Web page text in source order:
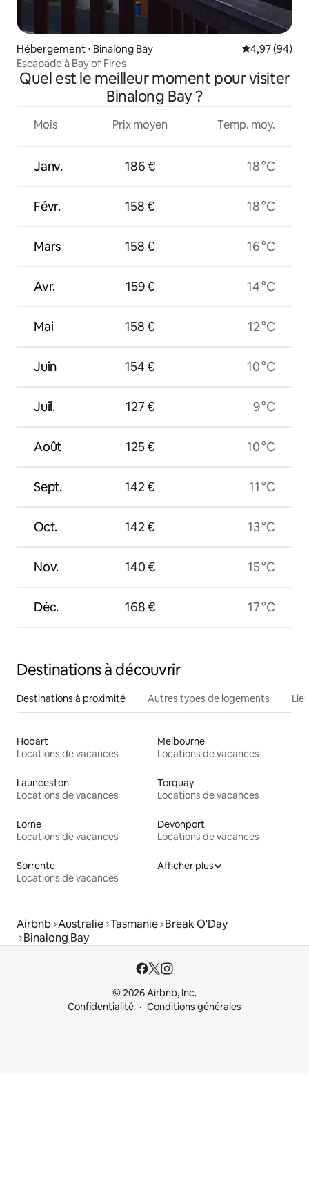
Hébergement ⋅ Binalong Bay Évaluation
4,97 (94)
Escapade à Bay of Fires
Quel est le meilleur moment pour visiter
Binalong Bay ?
Mois
Janv.
Févr.
Mars
Avr.
Mai
Juin
Juil.
Août
Sept.
Oct.
Nov.
Déc.
Prix moyen
186 €
158 €
158 €
159 €
158 €
154 €
127 €
125 €
142 €
142 €
140 €
168 €
Temp. moy.
18 °C
18 °C
16 °C
14 °C
12 °C
10 °C
9 °C
10 °C
11 °C
13 °C
15 °C
17 °C
Destinations à découvrir
Destinations à proximité Autres types de logements
Hobart
Locations de vacances
Melbourne
Locations de vacances
Launceston
Locations de vacances
Torquay
Locations de vacances
Lorne
Locations de vacances
Devonport
Locations de vacances
Sorrente
Locations de vacances
Afficher plus
Airbnb Australie Tasmanie Break O'Day
Binalong Bay
© 2026 Airbnb, Inc.
Confidentialité
Conditions générales